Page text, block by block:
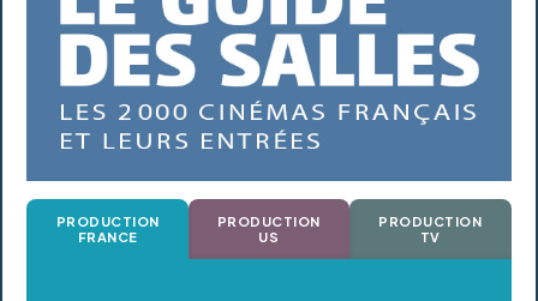
PRODUCTION
FRANCE
PRODUCTION
US
PRODUCTION
TV